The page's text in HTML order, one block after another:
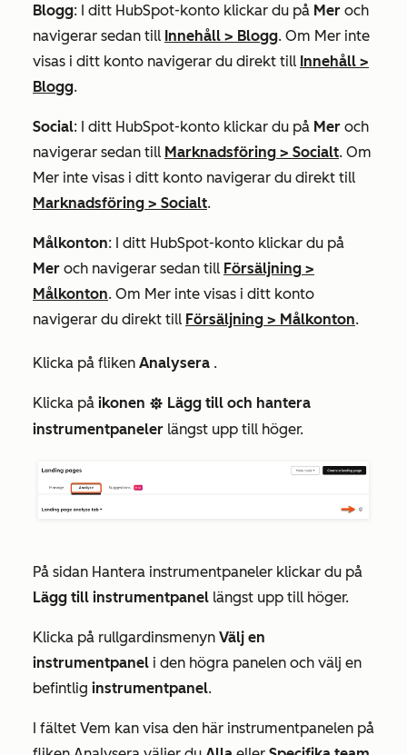
Blogg: I ditt HubSpot-konto klickar du på Mer och
navigerar sedan till Innehåll > Blogg. Om Mer inte
visas i ditt konto navigerar du direkt till Innehåll >
Blogg.
Social: I ditt HubSpot-konto klickar du på Mer och
navigerar sedan till Marknadsföring > Socialt. Om
Mer inte visas i ditt konto navigerar du direkt till
Marknadsföring > Socialt.
Målkonton: I ditt HubSpot-konto klickar du på
Mer och navigerar sedan till Försäljning >
Målkonton. Om Mer inte visas i ditt konto
navigerar du direkt till Försäljning > Målkonton.
Klicka på fliken Analysera .
Klicka på ikonen settingsIcon Lägg till och hantera
instrumentpaneler längst upp till höger.
På sidan Hantera instrumentpaneler klickar du på
Lägg till instrumentpanel längst upp till höger.
Klicka på rullgardinsmenyn Välj en
instrumentpanel i den högra panelen och välj en
befintlig instrumentpanel.
I fältet Vem kan visa den här instrumentpanelen på